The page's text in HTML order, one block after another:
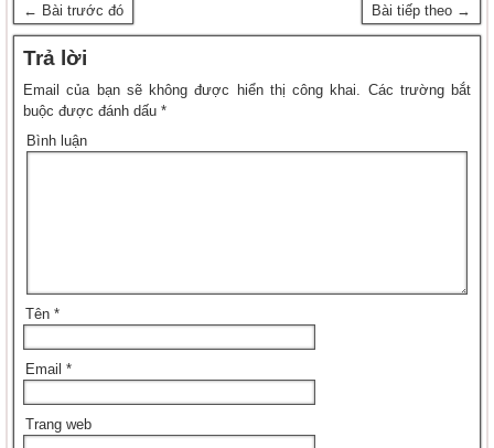
← Bài trước đó Bài tiếp theo →
Trả lời
Email của bạn sẽ không được hiển thị công khai.
Các trường bắt
buộc được đánh dấu *
Bình luận
Tên *
Email *
Trang web